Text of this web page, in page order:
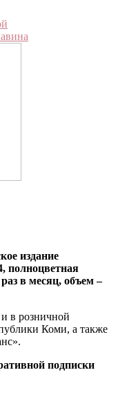
издание
полноцветная
в месяц, объем –
в розничной
Коми, а также
подписки